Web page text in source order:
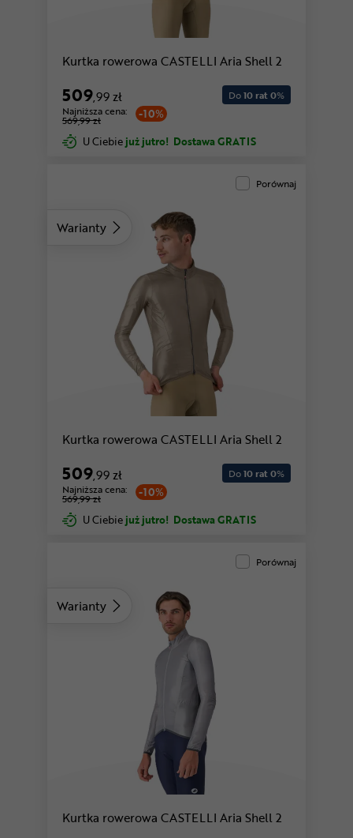
Kurtka rowerowa CASTELLI Aria Shell 2
509,99 zł
-10%
Najniższa cena:
569,99 zł
Do10 rat 0%
U Ciebie już jutro! Dostawa GRATIS
Warianty
Porównaj
Kurtka rowerowa CASTELLI Aria Shell 2
509,99 zł
-10%
Najniższa cena:
569,99 zł
Do10 rat 0%
U Ciebie już jutro! Dostawa GRATIS
Warianty
Porównaj
Kurtka rowerowa CASTELLI Aria Shell 2